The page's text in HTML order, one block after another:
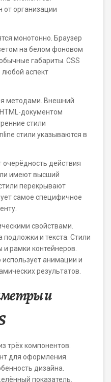
от организации
монотонно. Браузер
на белом фоновом
габариты. CSS
аспект
методами. Внешний
документом
стили
стили указываются в
очерёдность действия
имеют высший
перекрывают
самое специфичное
свойствами.
и текста. Стили
рамки контейнеров.
анимации и
результатов.
и
трёх компонентов.
для оформления.
дизайна.
показатель.